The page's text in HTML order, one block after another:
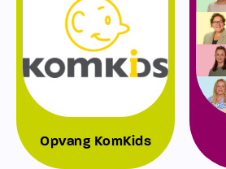
Opvang KomKids